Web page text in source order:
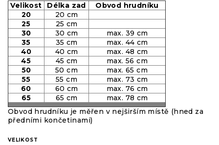
Velikost Délka zad
Obvod hrudníku
20
20 cm
25
25 cm
30
30 cm
max. 39 cm
35
35 cm
max. 44 cm
40
40 cm
max. 48 cm
45
45 cm
max. 56 cm
50
50 cm
max. 65 cm
55
55 cm
max. 73 cm
60
60 cm
max. 76 cm
65
65 cm
max. 78 cm
Obvod hrudníku je měřen v nejširším místě (hned za
předními končetinami)
VELIKOST